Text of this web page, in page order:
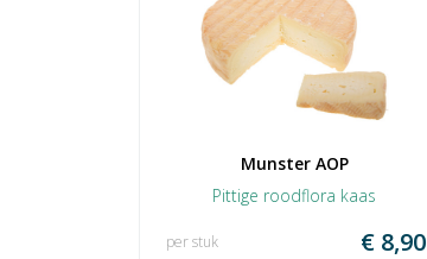
Munster AOP
Pittige roodflora kaas
€ 8,90
per stuk